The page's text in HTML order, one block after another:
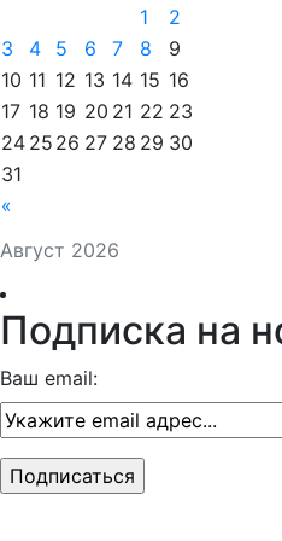
Август 2026
«
1
2
3
4 5 6 7 8
9
10 11 12 13 14 15 16
17 18 19 20 21 22 23
24 25 26 27 28 29 30
31
Подписка на
Ваш email: